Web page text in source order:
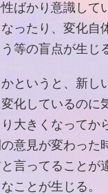
ばかり意識して
ったり、変化自
等の盲点が生じ
というと、新し
化しているのに
大きくなってか
意見が変わった
言ってることが
ことが生じる。